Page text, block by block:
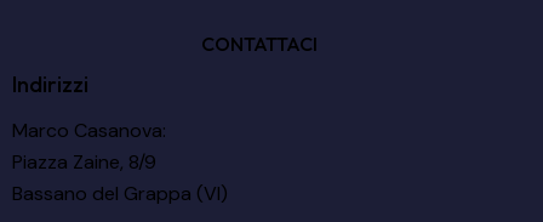
CONTATTACI
Indirizzi
Marco Casanova:
Piazza Zaine, 8/9
Bassano del Grappa (VI)